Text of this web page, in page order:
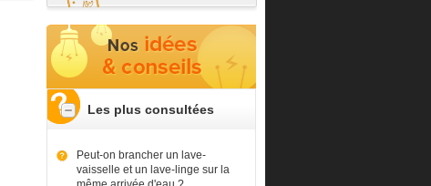
Les plus consultées
Peut-on brancher un lave-
vaisselle et un lave-linge sur la